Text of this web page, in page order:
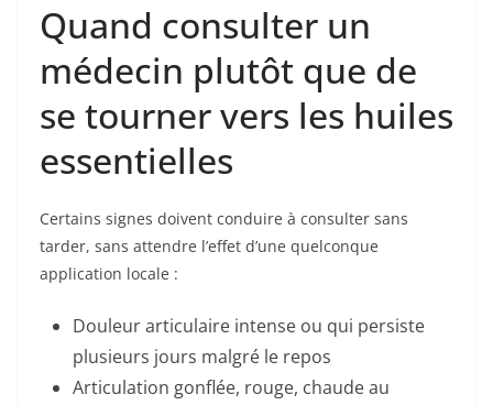
Quand consulter un
médecin plutôt que de
se tourner vers les huiles
essentielles
Certains signes doivent conduire à consulter sans
tarder, sans attendre l’effet d’une quelconque
application locale :
Douleur articulaire intense ou qui persiste
plusieurs jours malgré le repos
Articulation gonflée, rouge, chaude au